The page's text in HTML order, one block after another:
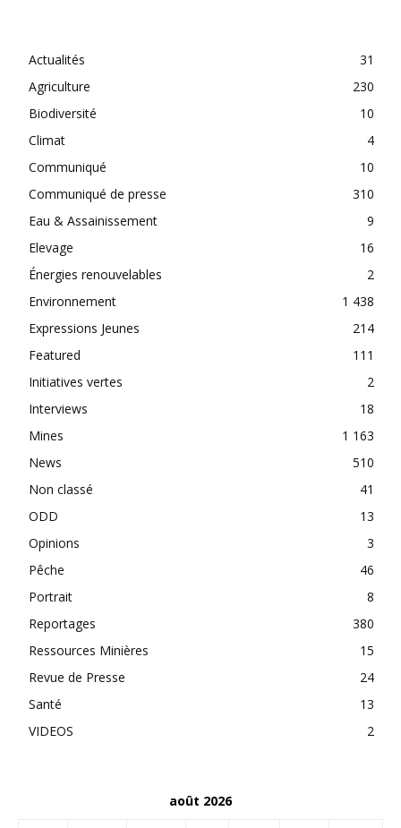
Actualités
31
Agriculture
230
Biodiversité
10
Climat
4
Communiqué
10
Communiqué de presse
310
Eau & Assainissement
9
Elevage
16
Énergies renouvelables
2
Environnement
1 438
Expressions Jeunes
214
Featured
111
Initiatives vertes
2
Interviews
18
Mines
1 163
News
510
Non classé
41
ODD
13
Opinions
3
Pêche
46
Portrait
8
Reportages
380
Ressources Minières
15
Revue de Presse
24
Santé
13
VIDEOS
2
août 2026